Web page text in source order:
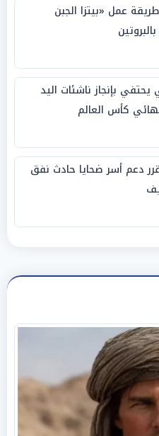
عمل «بيتزا الجبن
بإنجاز ناشئات اليد
كأس العالم
دعم أسر ضحايا حادث نفق